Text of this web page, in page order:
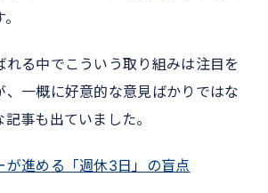
れる中でこういう取り組みは注目を
、一概に好意的な意見ばかりではな
事も出ていました。
が進める「週休3日」の盲点